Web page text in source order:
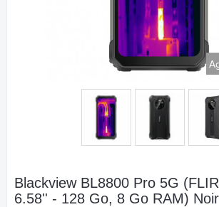
Blackview BL8800 Pro 5G
6.58'' - 128 Go, 8 Go RAM) Noir